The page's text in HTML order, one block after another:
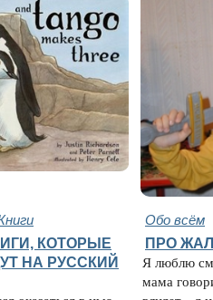
Обо всём
КОТОРЫЕ
НА РУССКИЙ
ПРО
Я люблю
мама